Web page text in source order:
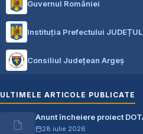
Guvernul României
Instituția Prefectului JUDEȚUL
Consiliul Județean Argeș
ULTIMELE ARTICOLE PUBLICATE
Anunt încheiere proiect
28 iulie 2026